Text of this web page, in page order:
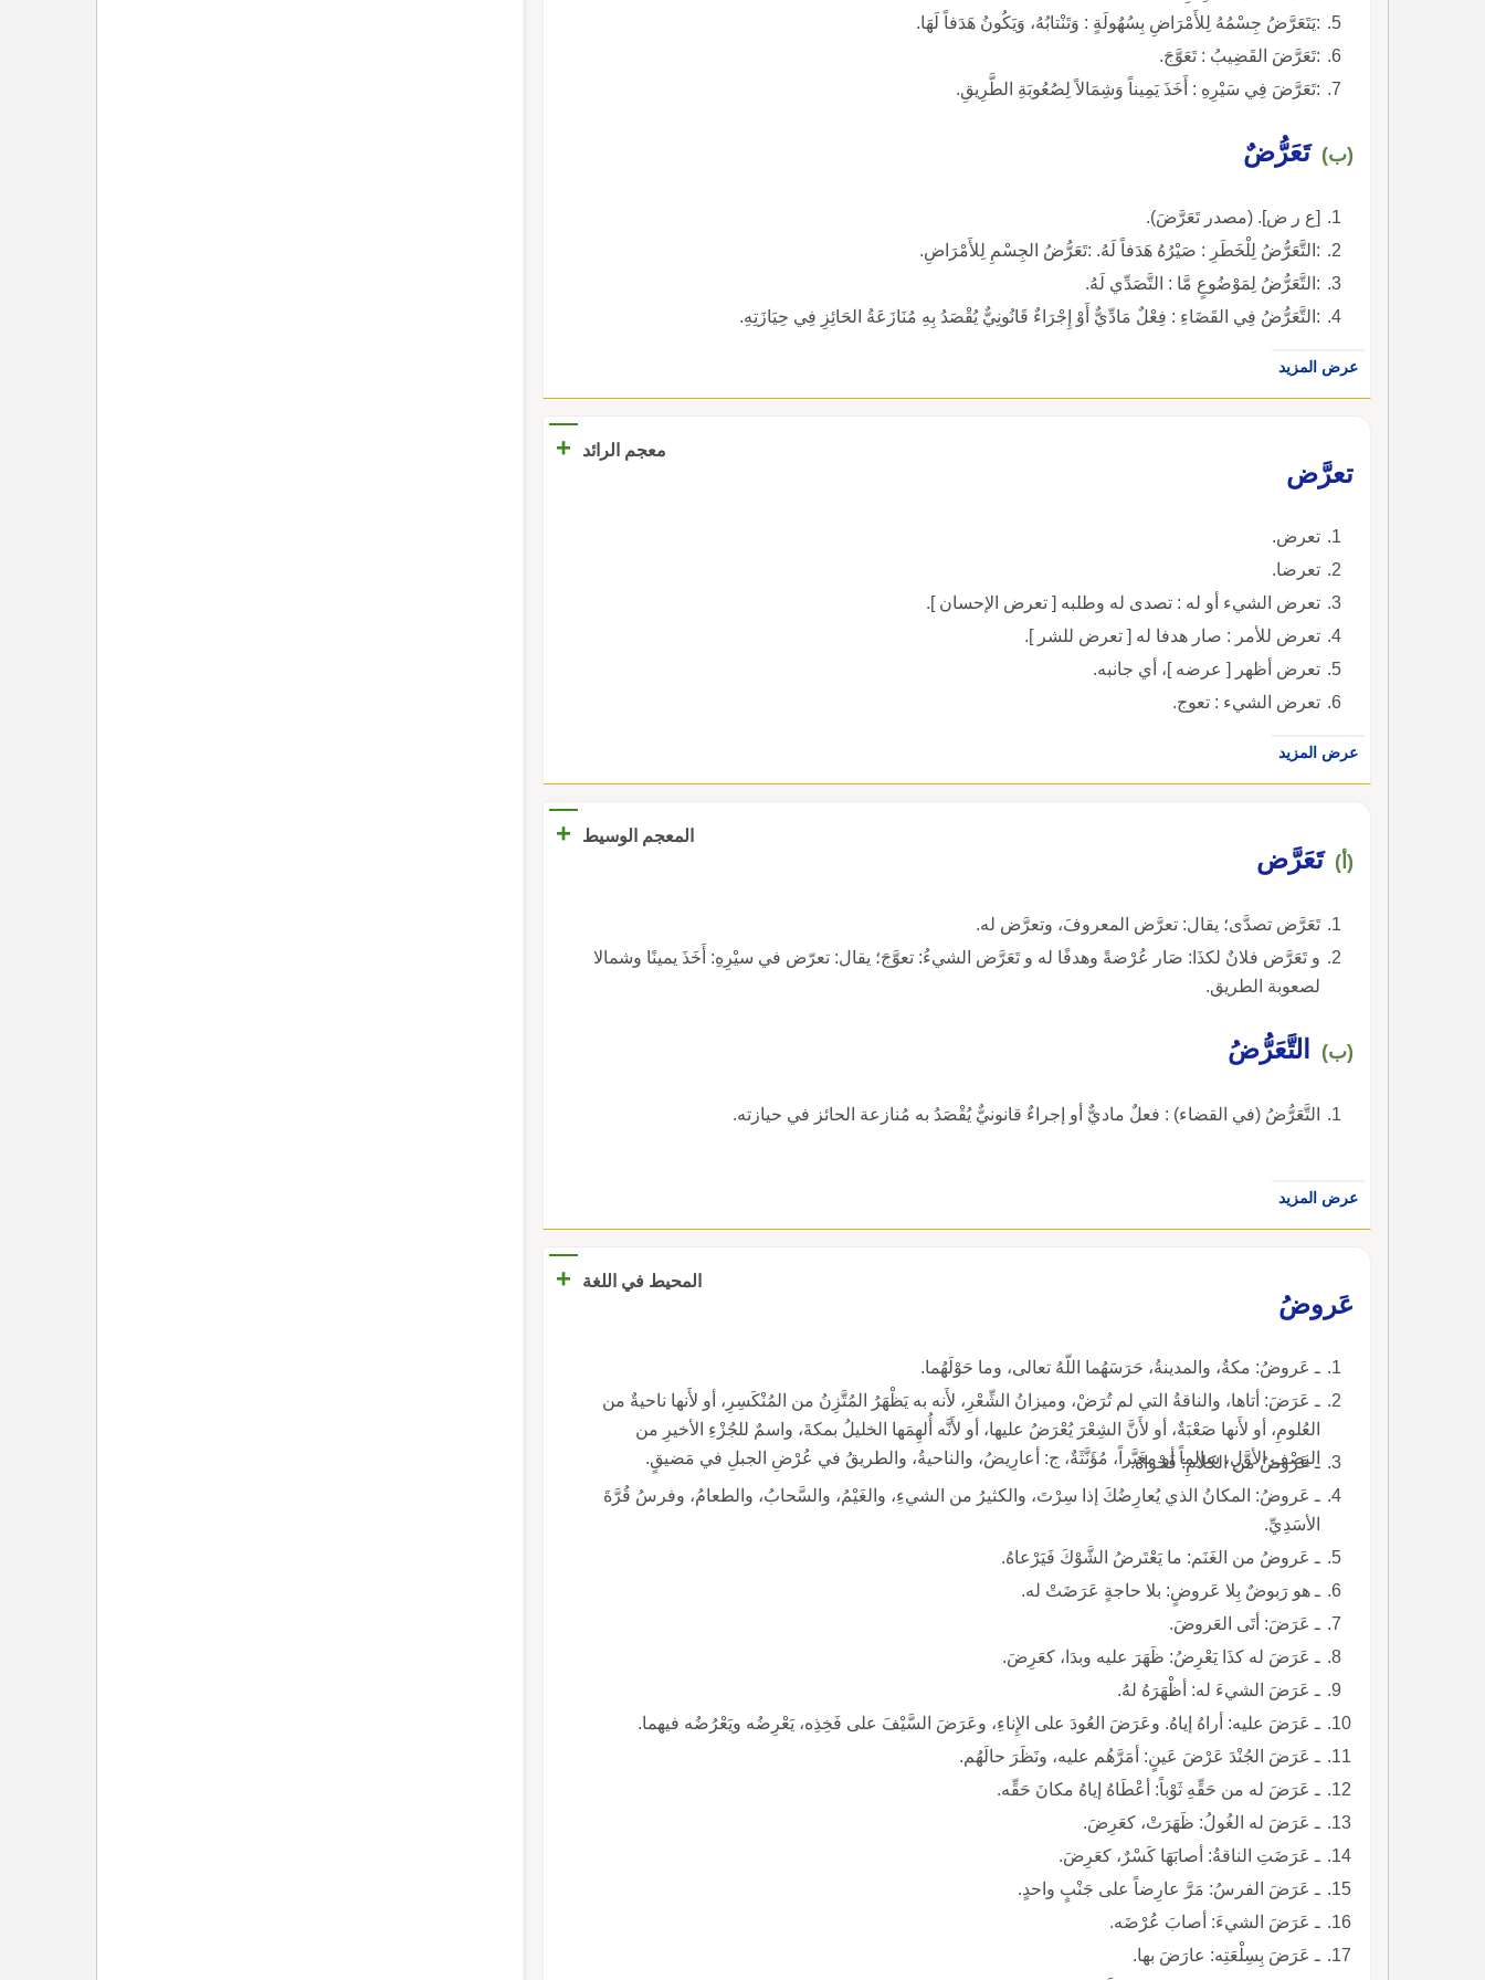
:يَتَعَرَّضُ جِسْمُهُ لِلأَمْرَاضِ بِسُهُولَةٍ : وَتَنْتابُهُ، وَيَكُونُ هَدَفاً لَهَا.
:تَعَرَّضَ القَضِيبُ : تَعَوَّجَ.
:تَعَرَّضَ فِي سَيْرِهِ : أَخَذَ يَمِيناً وَشِمَالاً لِصُعُوبَةِ الطَّرِيقِ.
(ب) تَعَرُّضٌ
[ع ر ض]. (مصدر تَعَرَّضَ).
:التَّعَرُّضُ لِلْخَطَرِ : صَيْرُهُ هَدَفاً لَهُ. :تَعَرُّضُ الجِسْمِ لِلأَمْرَاضِ.
:التَّعَرُّضُ لِمَوْضُوعٍ مَّا : التَّصَدِّي لَهُ.
:التَّعَرُّضُ فِي القَضَاءِ : فِعْلٌ مَادِّيٌّ أَوْ إِجْرَاءٌ قَانُونِيٌّ يُقْصَدُ بِهِ مُنَازَعَةُ الحَائِزِ فِي حِيَازَتِهِ.
عرض المزيد
معجم الرائد
+
تعرَّض
تعرض.
تعرضا.
تعرض الشيء أو له : تصدى له وطلبه [ تعرض الإحسان ].
تعرض للأمر : صار هدفا له [ تعرض للشر ].
تعرض أظهر [ عرضه ]، أي جانبه.
تعرض الشيء : تعوج.
عرض المزيد
المعجم الوسيط +
(أ) تَعَرَّض
تَعَرَّض تصدَّى؛ يقال: تعرَّض المعروفَ، وتعرَّض له.
و تَعَرَّض فلانٌ لكذَا: صَار عُرْضةً وهدفًا له و تَعَرَّض الشيءُ: تعوَّجَ؛ يقال: تعرّض في سيْرِهِ: أَخَذَ يمينًا وشمالا
لصعوبة الطريق.
(ب) التَّعَرُّضُ
التَّعَرُّضُ (في القضاء) : فعلٌ ماديٌّ أو إجراءٌ قانونيٌّ يُقْصَدُ به مُنازعة الحائز في حيازته.
عرض المزيد
المحيط في اللغة
+
عَروضُ
ـ عَروضُ: مكةُ، والمدينةُ، حَرَسَهُما اللّهُ تعالى، وما حَوْلَهُما.
ـ عَرَضَ: أتاها، والناقةُ التي لم تُرَضْ، وميزانُ الشِّعْرِ، لأَنه به يَظْهَرُ المُتَّزِنُ من المُنْكَسِرِ، أو لأَنها ناحيةٌ من
العُلومِ، أو لأَنها صَعْبَةٌ، أو لأَنَّ الشِعْرَ يُعْرَضُ عليها، أو لأَنَّه أُلهِمَها الخليلُ بمكةَ، واسمٌ للجُزْءِ الأخيرِ من
النِصْفِ الأوَّلِ، سالِماً أو مغَيَّراً، مُؤَنَّثَةٌ، ج: أعارِيضُ، والناحيةُ، والطريقُ في عُرْضِ الجبلِ في مَضيقٍ.ـ عَروضُ من الكلامِ: فَحْواهُ.
ـ عَروضُ: المكانُ الذي يُعارِضُكَ إذا سِرْتَ، والكثيرُ من الشيءِ، والغَيْمُ، والسَّحابُ، والطعامُ، وفرسُ قُرَّةَ
الأسَدِيِّ.
ـ عَروضُ من الغَنَم: ما يَعْتَرضُ الشَّوْكَ فَيَرْعاهُ.
ـ هو رَبوضٌ بِلا عَروضٍ: بلا حاجةٍ عَرَضَتْ له.
ـ عَرَضَ: أتَى العَروضَ.
ـ عَرَضَ له كذَا يَعْرِضُ: ظَهَرَ عليه وبدَا، كعَرِضَ.
ـ عَرَضَ الشيءَ له: أظْهَرَهُ لهُ.
ـ عَرَضَ عليه: أراهُ إياهُ. وعَرَضَ العُودَ على الإِناءِ، وعَرَضَ السَّيْفَ على فَخِذِه، يَعْرِضُه ويَعْرُضُه فيهما.
ـ عَرَضَ الجُنْدَ عَرْضَ عَينٍ: أمَرَّهُم عليه، ونَظَرَ حالَهُم.
ـ عَرَضَ له من حَقِّهِ ثَوْباً: أعْطَاهُ إياهُ مكانَ حَقِّه.
ـ عَرَضَ له الغُولُ: ظَهَرَتْ، كعَرِضَ.
ـ عَرَضَتِ الناقةُ: أصابَهَا كَسْرٌ، كعَرِضَ.
ـ عَرَضَ الفرسُ: مَرَّ عارِضاً على جَنْبٍ واحدٍ.
ـ عَرَضَ الشيءَ: أصابَ عُرْضَه.
ـ عَرَضَ بِسِلْعَتِه: عارَضَ بها.